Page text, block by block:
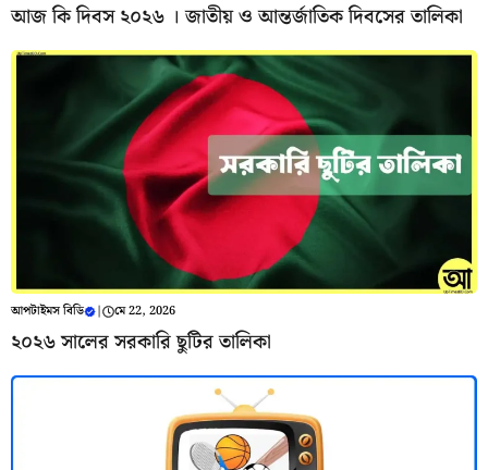
আজ কি দিবস ২০২৬ । জাতীয় ও আন্তর্জাতিক দিবসের তালিকা
আপটাইমস বিডি | মে 22, 2026
২০২৬ সালের সরকারি ছুটির তালিকা